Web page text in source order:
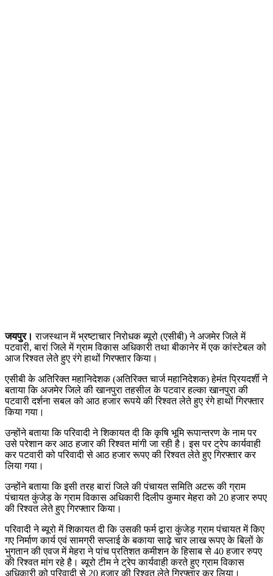
जयपुर। राजस्थान में भ्रष्टाचार निरोधक ब्यूरो (एसीबी) ने अजमेर जिले में
पटवारी, बारां जिले में ग्राम विकास अधिकारी तथा बीकानेर में एक कांस्टेबल को
आज रिश्वत लेते हुए रंगे हाथों गिरफ्तार किया।
एसीबी के अतिरिक्त महानिदेशक (अतिरिक्त चार्ज महानिदेशक) हेमंत प्रियदर्शी ने
बताया कि अजमेर जिले की खानपुरा तहसील के पटवार हल्का खानपुरा की
पटवारी दर्शना सबल को आठ हजार रूपये की रिश्वत लेते हुए रंगे हाथों गिरफ्तार
किया गया।
उन्होंने बताया कि परिवादी ने शिकायत दी कि कृषि भूमि रूपान्तरण के नाम पर
उसे परेशान कर आठ हजार की रिश्वत मांगी जा रही है। इस पर ट्रेप कार्यवाही
कर पटवारी को परिवादी से आठ हजार रूपए की रिश्वत लेते हुए गिरफ्तार कर
लिया गया।
उन्होंने बताया कि इसी तरह बारां जिले की पंचायत समिति अटरू की ग्राम
पंचायत कुंजेड़ के ग्राम विकास अधिकारी दिलीप कुमार मेहरा को 20 हजार रुपए
की रिश्वत लेते हुए गिरफ्तार किया।
परिवादी ने ब्यूरो में शिकायत दी कि उसकी फर्म द्वारा कुंजेड़ ग्राम पंचायत में किए
गए निर्माण कार्य एवं सामग्री सप्लाई के बकाया साढ़े चार लाख रूपए के बिलों के
भुगतान की एवज में मेहरा ने पांच प्रतिशत कमीशन के हिसाब से 40 हजार रुपए
की रिश्वत मांग रहे है। ब्यूरो टीम ने ट्रेप कार्यवाही करते हुए ग्राम विकास
अधिकारी को परिवादी से 20 हजार की रिश्वत लेते गिरफ्तार कर लिया।